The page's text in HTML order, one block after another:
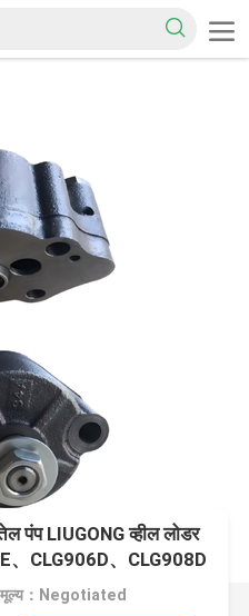
LIUGONG व्हील लोडर
、CLG906D、CLG908D
、YC4102、
मूल्य：Negotiated